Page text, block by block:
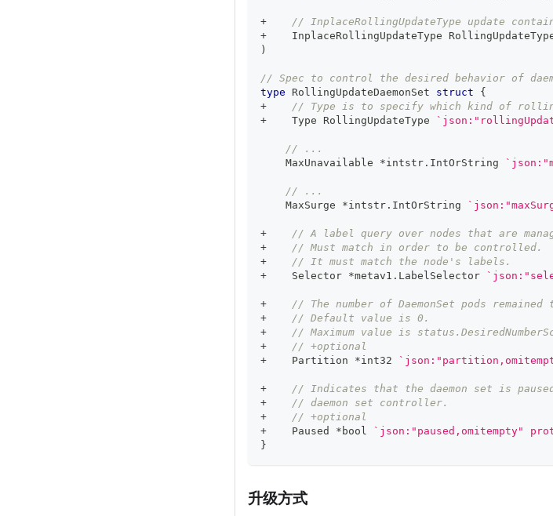
+
// InplaceRollingUpdateType update
+
InplaceRollingUpdateType
)
// Spec to control the desired behavior of
type RollingUpdateDaemonSet struct
{
+
// Type is to specify which kind of
+
    Type RollingUpdateType
// ...
    MaxUnavailable
*intstr . IntOrString
// ...
    MaxSurge
*intstr . IntOrString
+
// A label query over nodes that are
+
// Must match in order to be controlled.
+
// It must match the node's labels.
+
    Selector
*metav1 . LabelSelector
+
// The number of DaemonSet pods
+
// Default value is 0.
+
// Maximum value is
+
// +optional
+
    Partition
*int32
+
// Indicates that the daemon set is
+
// daemon set controller.
+
// +optional
+
    Paused
* bool
`json:"paused,omitempty"
}
升级方式